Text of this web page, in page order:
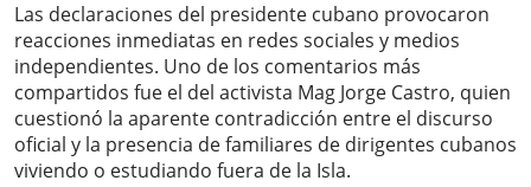
Las declaraciones del presidente cubano provocaron
reacciones inmediatas en redes sociales y medios
independientes. Uno de los comentarios más
compartidos fue el del activista Mag Jorge Castro, quien
cuestionó la aparente contradicción entre el discurso
oficial y la presencia de familiares de dirigentes cubanos
viviendo o estudiando fuera de la Isla.